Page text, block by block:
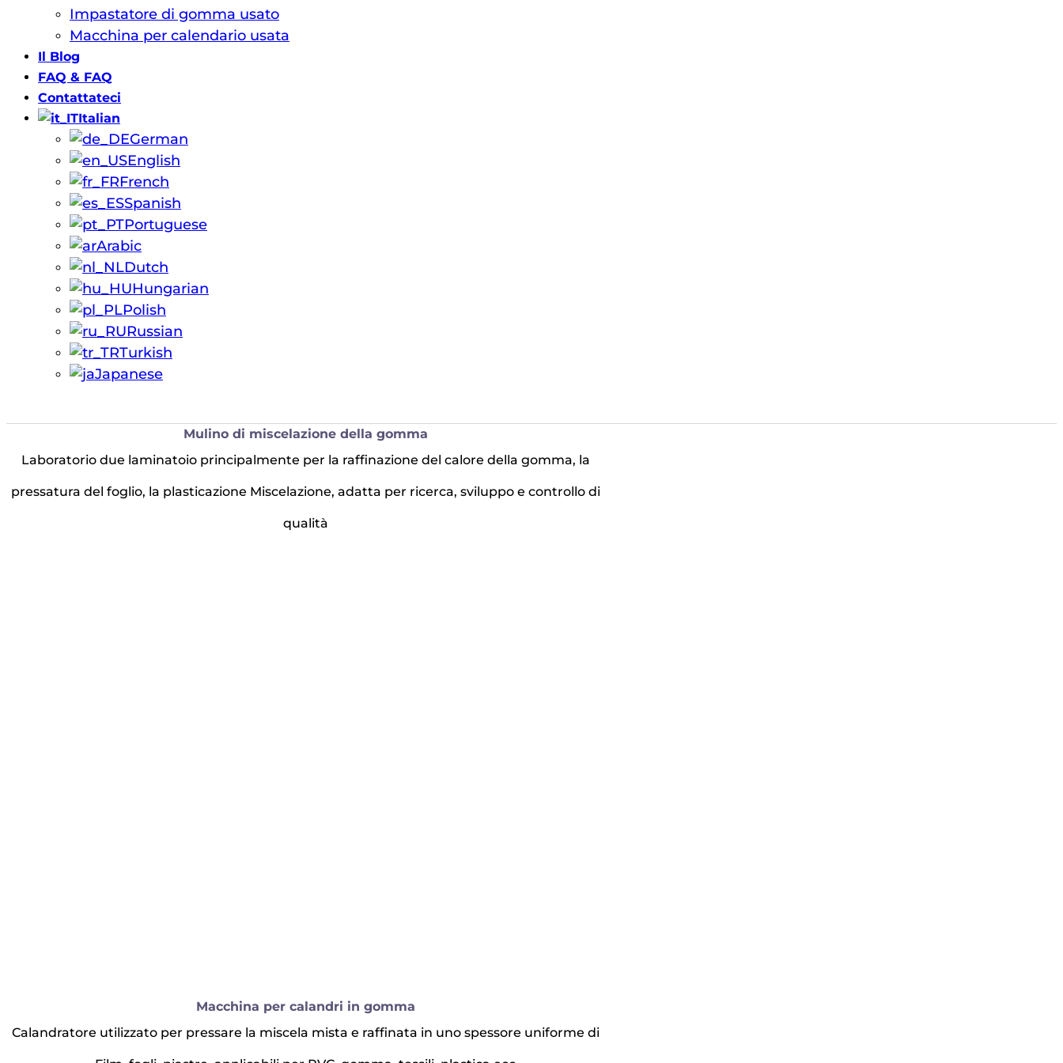
Impastatore di gomma usato
Macchina per calendario usata
Il Blog
FAQ & FAQ
Contattateci
Italian
German
English
French
Spanish
Portuguese
Arabic
Dutch
Hungarian
Polish
Russian
Turkish
Japanese
Mulino di miscelazione della gomma
Laboratorio due laminatoio principalmente per la raffinazione del calore della gomma, la
pressatura del foglio, la plasticazione Miscelazione, adatta per ricerca, sviluppo e controllo di
qualità
Macchina per calandri in gomma
Calandratore utilizzato per pressare la miscela mista e raffinata in uno spessore uniforme di